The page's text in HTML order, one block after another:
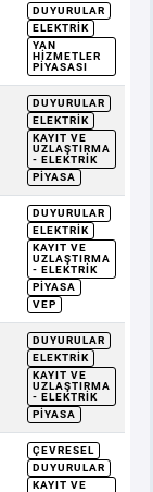
DUYURULAR
ELEKTRIK
YAN
HIZMETLER
PIYASASI
DUYURULAR
ELEKTRIK
KAYIT VE
UZLAŞTIRMA
- ELEKTRIK
PIYASA
DUYURULAR
ELEKTRIK
KAYIT VE
UZLAŞTIRMA
- ELEKTRIK
PIYASA
VEP
DUYURULAR
ELEKTRIK
KAYIT VE
UZLAŞTIRMA
- ELEKTRIK
PIYASA
ÇEVRESEL
DUYURULAR
KAYIT VE